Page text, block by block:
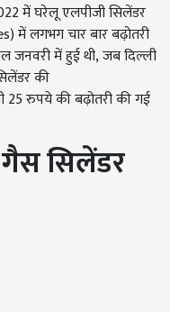
में घरेलू एलपीजी सिलेंडर
में लगभग चार बार बढ़ोतरी
जनवरी में हुई थी,जब दिल्ली
की
25 रुपये की बढ़ोतरी की गई
गैस सिलेंडर